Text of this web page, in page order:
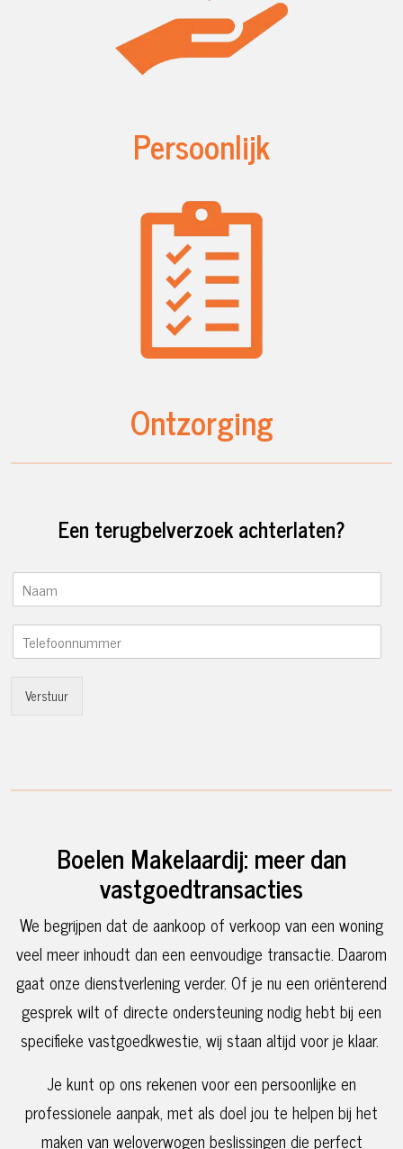
Persoonlijk
Ontzorging
Een terugbelverzoek achterlaten?
N
*
T
Verstuur
Boelen Makelaardij: meer dan
vastgoedtransacties
We begrijpen dat de aankoop of verkoop van een woning
veel meer inhoudt dan een eenvoudige transactie. Daarom
gaat onze dienstverlening verder. Of je nu een oriënterend
gesprek wilt of directe ondersteuning nodig hebt bij een
specifieke vastgoedkwestie, wij staan altijd voor je klaar.
Je kunt op ons rekenen voor een persoonlijke en
professionele aanpak, met als doel jou te helpen bij het
maken van weloverwogen beslissingen die perfect